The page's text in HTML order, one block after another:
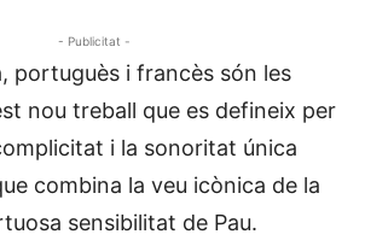
- Publicitat -
portuguès i francès són les
nou treball que es defineix per
i la sonoritat única
combina la veu icònica de la
sensibilitat de Pau.